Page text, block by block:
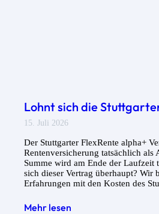
Lohnt sich die
15. Juli 2026
Der Stuttgarter FlexRente alpha+
Rentenversicherung tatsächlich als
Summe wird am Ende der Laufzeit
sich dieser Vertrag überhaupt? Wir
Erfahrungen mit den Kosten des
Mehr lesen